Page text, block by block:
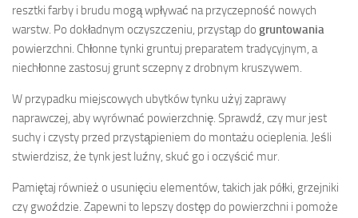
resztki farby i brudu mogą wpływać na przyczepność nowych
warstw. Po dokładnym oczyszczeniu, przystąp do gruntowania
powierzchni. Chłonne tynki gruntuj preparatem tradycyjnym, a
niechłonne zastosuj grunt sczepny z drobnym kruszywem.
W przypadku miejscowych ubytków tynku użyj zaprawy
naprawczej, aby wyrównać powierzchnię. Sprawdź, czy mur jest
suchy i czysty przed przystąpieniem do montażu ocieplenia. Jeśli
stwierdzisz, że tynk jest luźny, skuć go i oczyścić mur.
Pamiętaj również o usunięciu elementów, takich jak półki, grzejniki
czy gwoździe. Zapewni to lepszy dostęp do powierzchni i pomoże